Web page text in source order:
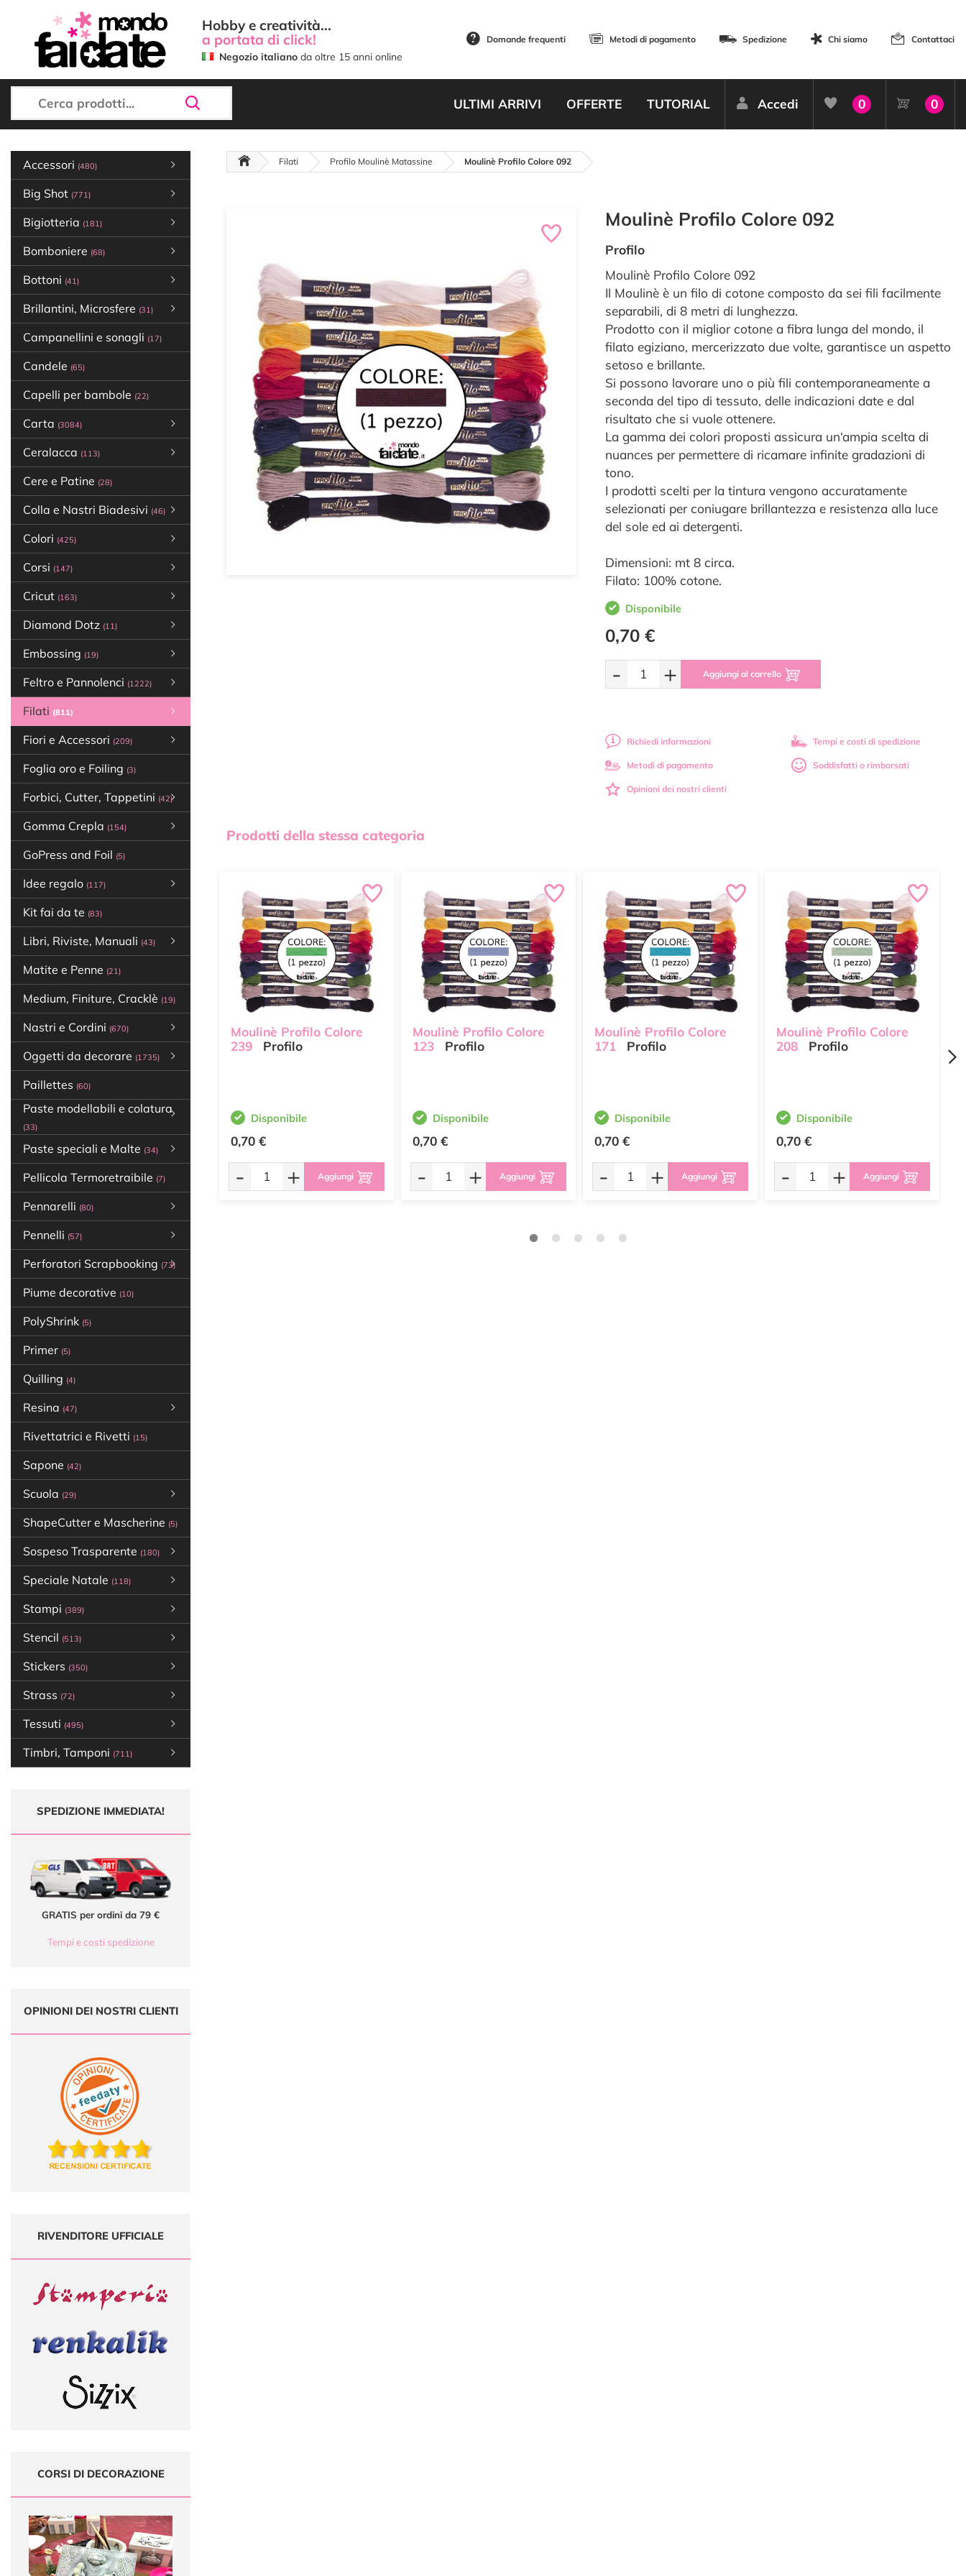
Hobby e creatività...
a portata di click!
Negozio italiano da oltre 15 anni online
Domande frequenti Metodi di pagamento Spedizione Chi siamo Contattaci
ULTIMI ARRIVI OFFERTE TUTORIAL Accedi 0 0
Accessori (480)
Big Shot (771)
Bigiotteria (181)
Bomboniere (68)
Bottoni (41)
Brillantini, Microsfere (31)
Campanellini e sonagli (17)
Candele (65)
Capelli per bambole (22)
Carta (3084)
Ceralacca (113)
Cere e Patine (28)
Colla e Nastri Biadesivi (46)
Colori (425)
Corsi (147)
Cricut (163)
Diamond Dotz (11)
Embossing (19)
Feltro e Pannolenci (1222)
Filati (811)
Fiori e Accessori (209)
Foglia oro e Foiling (3)
Forbici, Cutter, Tappetini (42)
Gomma Crepla (154)
GoPress and Foil (5)
Idee regalo (117)
Kit fai da te (83)
Libri, Riviste, Manuali (43)
Matite e Penne (21)
Medium, Finiture, Cracklè (19)
Nastri e Cordini (670)
Oggetti da decorare (1735)
Paillettes (60)
Paste modellabili e colatura
(33)
Paste speciali e Malte (34)
Pellicola Termoretraibile (7)
Pennarelli (80)
Pennelli (57)
Perforatori Scrapbooking (73)
Piume decorative (10)
PolyShrink (5)
Primer (5)
Quilling (4)
Resina (47)
Rivettatrici e Rivetti (15)
Sapone (42)
Scuola (29)
ShapeCutter e Mascherine (5)
Sospeso Trasparente (180)
Speciale Natale (118)
Stampi (389)
Stencil (513)
Stickers (350)
Strass (72)
Tessuti (495)
Timbri, Tamponi (711)
SPEDIZIONE IMMEDIATA!
GRATIS per ordini da 79 €
Tempi e costi spedizione
OPINIONI DEI NOSTRI CLIENTI
RIVENDITORE UFFICIALE
CORSI DI DECORAZIONE
Filati Profilo Moulinè Matassine Moulinè Profilo Colore 092
Moulinè Profilo Colore 092
Profilo
Moulinè Profilo Colore 092
Il Moulinè è un filo di cotone composto da sei fili facilmente
separabili, di 8 metri di lunghezza.
Prodotto con il miglior cotone a fibra lunga del mondo, il
filato egiziano, mercerizzato due volte, garantisce un aspetto
setoso e brillante.
Si possono lavorare uno o più fili contemporaneamente a
seconda del tipo di tessuto, delle indicazioni date e dal
risultato che si vuole ottenere.
La gamma dei colori proposti assicura un‘ampia scelta di
nuances per permettere di ricamare infinite gradazioni di
tono.
I prodotti scelti per la tintura vengono accuratamente
selezionati per coniugare brillantezza e resistenza alla luce
del sole ed ai detergenti.
Dimensioni: mt 8 circa.
Filato: 100% cotone.
Disponibile
0,70 €
- + Aggiungi al carrello
Richiedi informazioni Tempi e costi di spedizione
Metodi di pagamento Soddisfatti o rimborsati
Opinioni dei nostri clienti
Prodotti della stessa categoria
Moulinè Profilo Colore
239
Profilo
Disponibile
0,70 €
- + Aggiungi
Moulinè Profilo Colore
123
Profilo
Disponibile
0,70 €
- + Aggiungi
Moulinè Profilo Colore
171
Profilo
Disponibile
0,70 €
- + Aggiungi
Moulinè Profilo Colore
208
Profilo
Disponibile
0,70 €
- + Aggiungi